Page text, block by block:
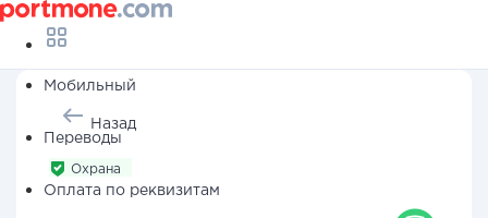
Мобильный
Переводы
Оплата по реквизитам
Назад
Охрана